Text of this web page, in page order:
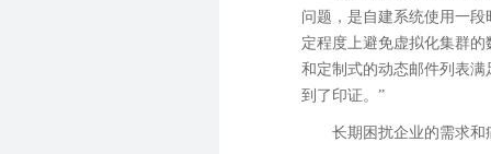
问题，是自建系统使用一
定程度上避免虚拟化集群
和定制式的动态邮件列表
到了印证。”
长期困扰企业的需求